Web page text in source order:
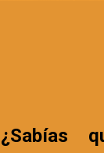
¿Sabías